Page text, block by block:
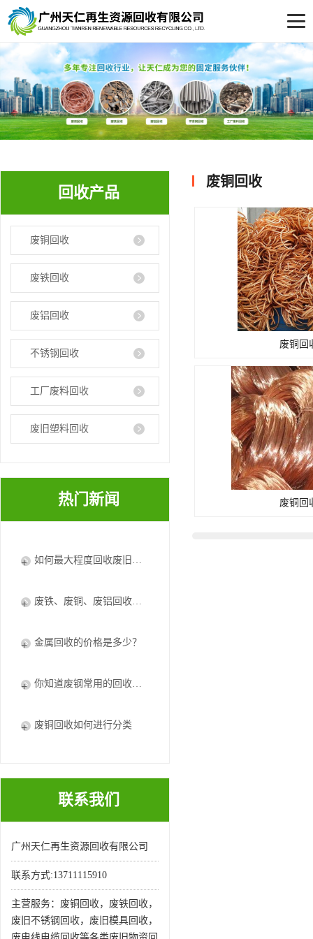
回收产品
废铜回收
废铁回收
废铝回收
不锈钢回收
工厂废料回收
废旧塑料回收
热门新闻
如何最大程度回收废旧电器废铜？
废铁、废铜、废铝回收将加快资循环利用体系建设
金属回收的价格是多少？
你知道废钢常用的回收处理方法吗
废铜回收如何进行分类
联系我们
广州天仁再生资源回收有限公司
联系方式:13711115910
主营服务：废铜回收，废铁回收，
废旧不锈钢回收，废旧模具回收，
废铜回收
废铜回
废铜回